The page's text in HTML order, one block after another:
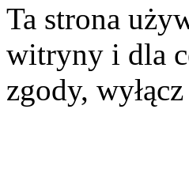
Ta strona
witryny i dla
zgody,